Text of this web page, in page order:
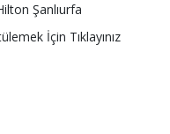
Şanlıurfa
İçin Tıklayınız